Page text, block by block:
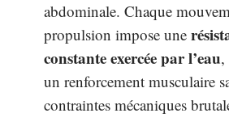
abdominale. Chaque
propulsion impose une
constante exercée par l’eau,
un renforcement musculaire
contraintes mécaniques